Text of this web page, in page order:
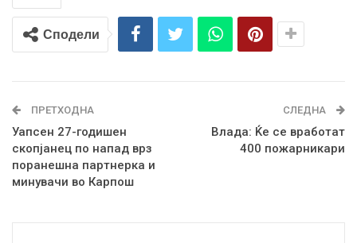
Сподели
ПРЕТХОДНА
Уапсен 27-годишен
скопјанец по напад врз
поранешна партнерка и
минувачи во Карпош
СЛЕДНА
Влада: Ќе се вработат
400 пожарникари